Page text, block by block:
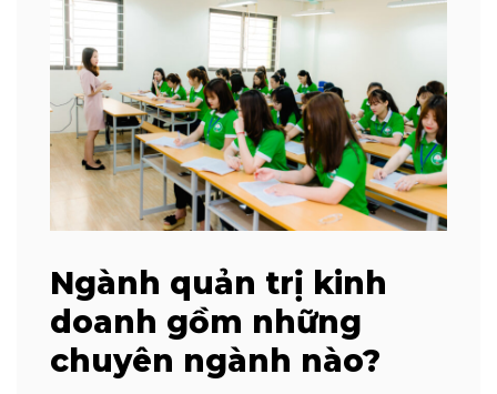
Ngành quản trị kinh
doanh gồm những
chuyên ngành nào?